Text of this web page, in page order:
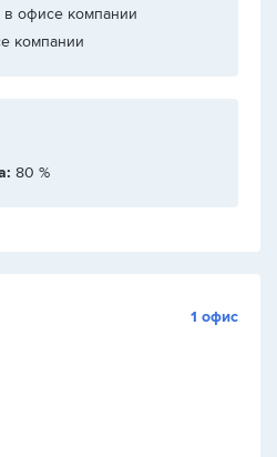
в офисе компании
компании
80 %
1 офис